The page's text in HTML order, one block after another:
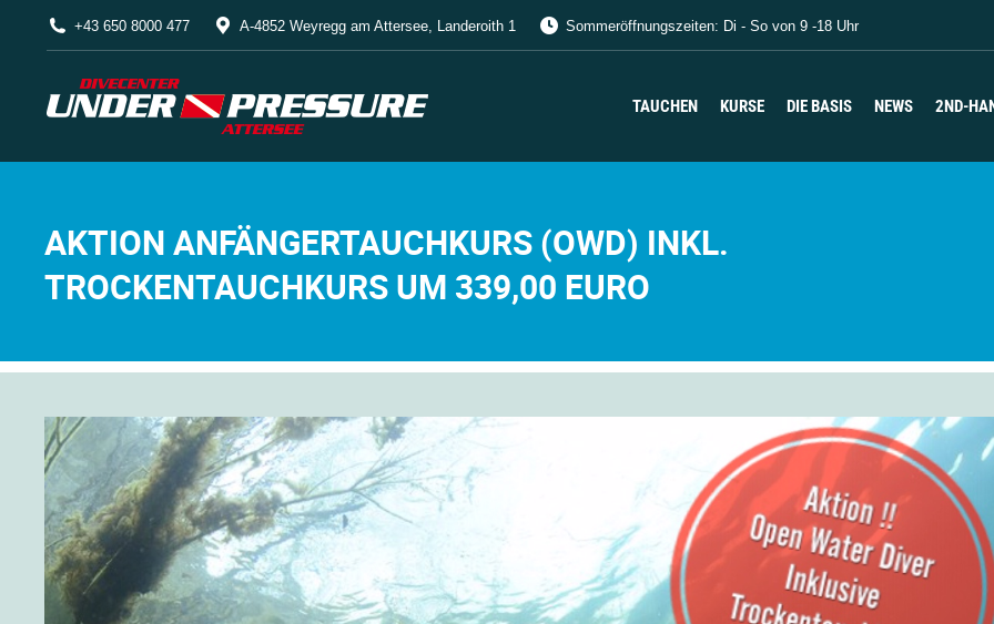
+43 650 8000 477 A-4852 Weyregg am Attersee, Landeroith 1 Sommeröffnungszeiten: Di - So von 9 -18 Uhr
TAUCHEN KURSE DIE BASIS NEWS 2ND-
AKTION ANFÄNGERTAUCHKURS (OWD) INKL.
TROCKENTAUCHKURS UM 339,00 EURO
TAUCHEN KURSE DIE BASIS